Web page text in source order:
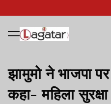
झामुमो ने भाजपा
कहा- महिला